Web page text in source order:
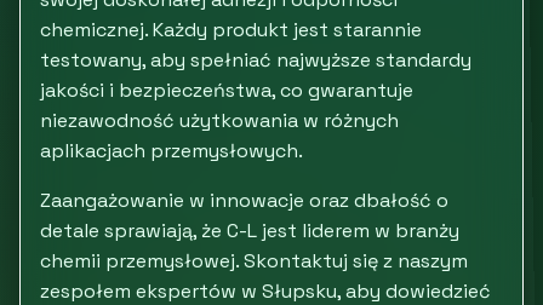
chemicznej. Każdy produkt jest starannie
testowany, aby spełniać najwyższe standardy
jakości i bezpieczeństwa, co gwarantuje
niezawodność użytkowania w różnych
aplikacjach przemysłowych.
Zaangażowanie w innowacje oraz dbałość o
detale sprawiają, że C-L jest liderem w branży
chemii przemysłowej. Skontaktuj się z naszym
zespołem ekspertów w Słupsku, aby dowiedzieć